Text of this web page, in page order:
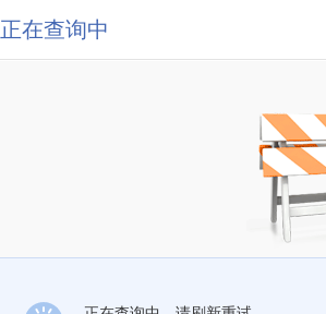
正在查询中